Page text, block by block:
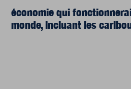
économie qui
monde, incluant les